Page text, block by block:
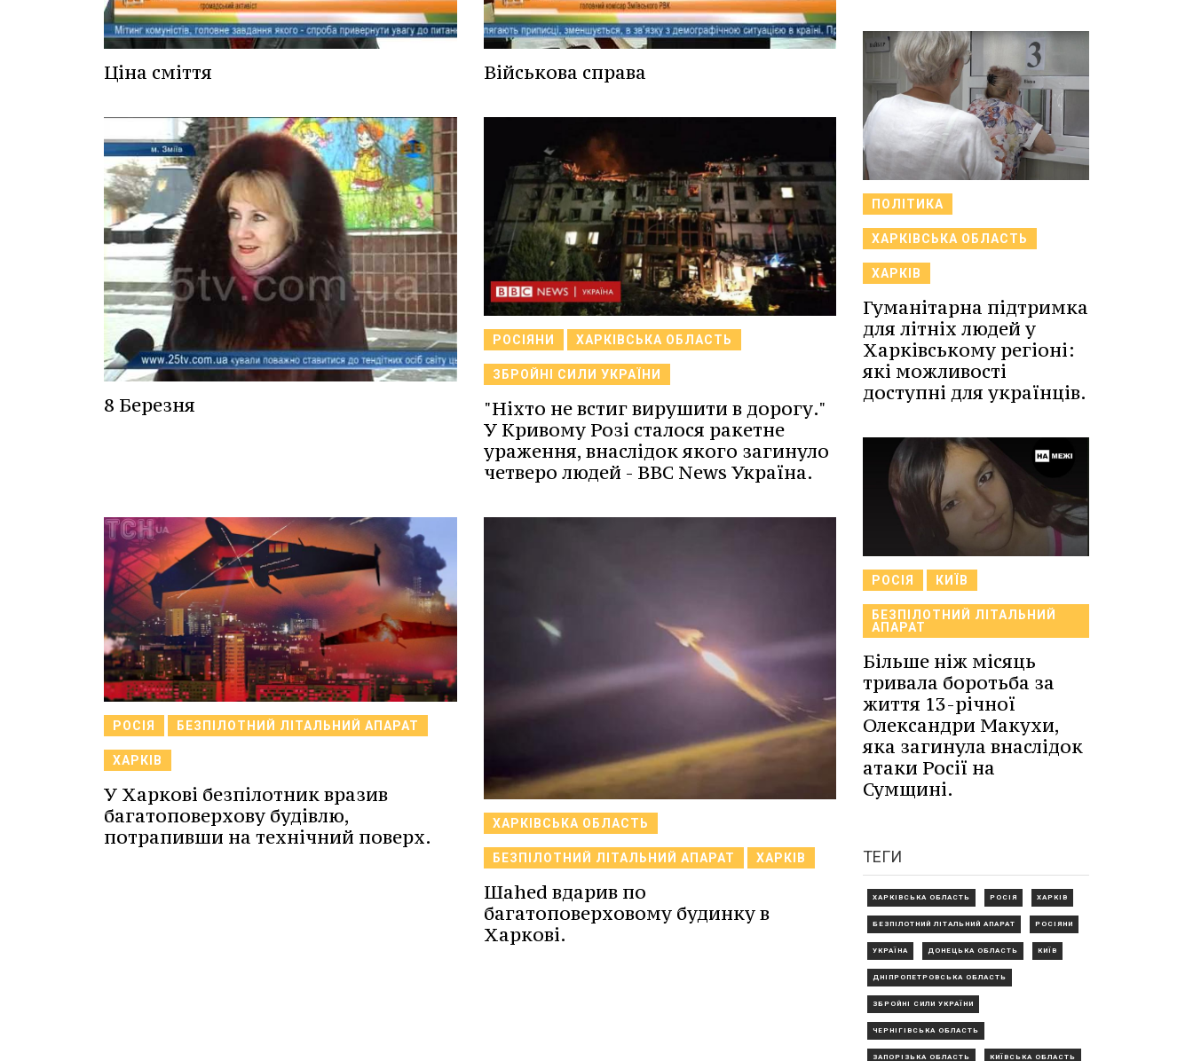
Ціна сміття Військова справа
8 Березня
РОСІЯНИ ХАРКІВСЬКА ОБЛАСТЬ
ЗБРОЙНІ СИЛИ УКРАЇНИ
"Ніхто не встиг вирушити в дорогу."
У Кривому Розі сталося ракетне
ураження, внаслідок якого загинуло
четверо людей - BBC News Україна.
РОСІЯ БЕЗПІЛОТНИЙ ЛІТАЛЬНИЙ АПАРАТ
ХАРКІВ
У Харкові безпілотник вразив
багатоповерхову будівлю,
потрапивши на технічний поверх.
ХАРКІВСЬКА ОБЛАСТЬ
БЕЗПІЛОТНИЙ ЛІТАЛЬНИЙ АПАРАТ ХАРКІВ
Шаhed вдарив по
багатоповерховому будинку в
Харкові.
ПОЛІТИКА
ХАРКІВСЬКА ОБЛАСТЬ
ХАРКІВ
Гуманітарна підтримка
для літніх людей у
Харківському регіоні:
які можливості
доступні для українців.
РОСІЯ КИЇВ
БЕЗПІЛОТНИЙ ЛІТАЛЬНИЙ
АПАРАТ
Більше ніж місяць
тривала боротьба за
життя 13-річної
Олександри Макухи,
яка загинула внаслідок
атаки Росії на
Сумщині.
ТЕГИ
ХАРКІВСЬКА ОБЛАСТЬ РОСІЯ ХАРКІВ
БЕЗПІЛОТНИЙ ЛІТАЛЬНИЙ АПАРАТ РОСІЯНИ
УКРАЇНА ДОНЕЦЬКА ОБЛАСТЬ КИЇВ
ДНІПРОПЕТРОВСЬКА ОБЛАСТЬ
ЗБРОЙНІ СИЛИ УКРАЇНИ
ЧЕРНІГІВСЬКА ОБЛАСТЬ
ЗАПОРІЗЬКА ОБЛАСТЬ КИЇВСЬКА ОБЛАСТЬ